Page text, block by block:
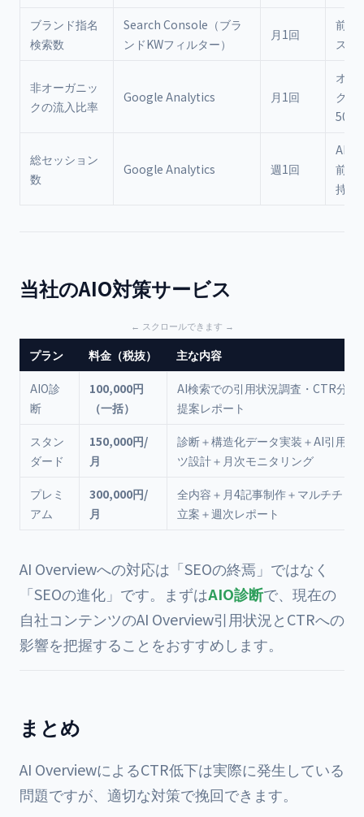
ブランド指名
検索数
Search Console（ブラ
ンドKWフィルター）
月1回
前月
ス
非オーガニッ
クの流入比率
Google Analytics 月1回
オー
ク依
50%
総セッション
数
Google Analytics 週1回
AI
前水
持〜
当社のAIO対策サービス
プラン 料金（税抜） 主な内容
AIO診
断
100,000円
（一括）
AI検索での引用状況調査・CTR分析
提案レポート
スタン
ダード
150,000円/
月
診断＋構造化データ実装＋AI引用コ
ツ設計＋月次モニタリング
プレミ
アム
300,000円/
月
全内容＋月4記事制作＋マルチチャ
立案＋週次レポート
AI Overviewへの対応は「SEOの終焉」ではなく
「SEOの進化」です。まずはAIO診断で、現在の
自社コンテンツのAI Overview引用状況とCTRへの
影響を把握することをおすすめします。
まとめ
AI OverviewによるCTR低下は実際に発生している
問題ですが、適切な対策で挽回できます。